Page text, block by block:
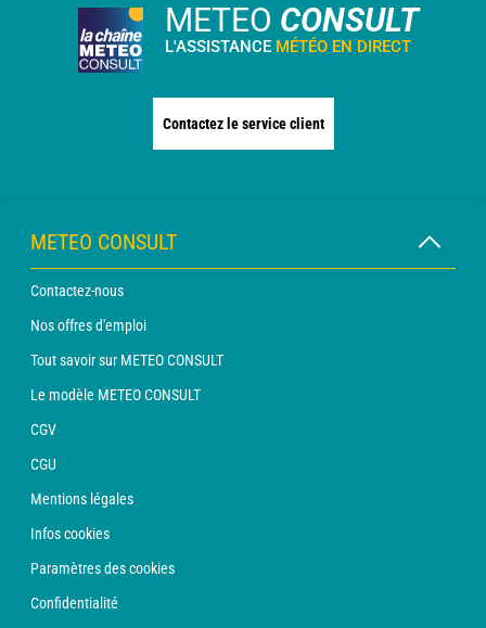
METEO CONSULT
L'ASSISTANCE MÉTÉO EN DIRECT
Contactez le service client
METEO CONSULT
Contactez-nous
Nos offres d'emploi
Tout savoir sur METEO CONSULT
Le modèle METEO CONSULT
CGV
CGU
Mentions légales
Infos cookies
Paramètres des cookies
Confidentialité